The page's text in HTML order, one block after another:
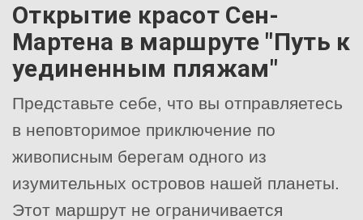
Открытие красот Сен-
Мартена в маршруте "Путь к
уединенным пляжам"
Представьте себе, что вы отправляетесь
в неповторимое приключение по
живописным берегам одного из
изумительных островов нашей планеты.
Этот маршрут не ограничивается